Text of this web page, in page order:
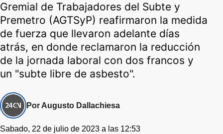
Gremial de Trabajadores del Subte y
Premetro (AGTSyP) reafirmaron la medida
de fuerza que llevaron adelante días
atrás, en donde reclamaron la reducción
de la jornada laboral con dos francos y
un "subte libre de asbesto".
Por Augusto Dallachiesa
Sabado, 22 de julio de 2023 a las 12:53